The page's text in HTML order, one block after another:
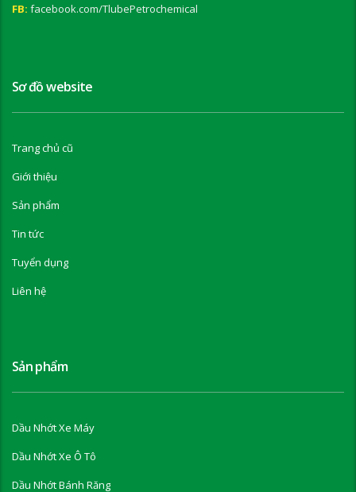
FB: facebook.com/TlubePetrochemical
Sơ đồ website
Trang chủ cũ
Giới thiệu
Sản phẩm
Tin tức
Tuyển dụng
Liên hệ
Sản phẩm
Dầu Nhớt Xe Máy
Dầu Nhớt Xe Ô Tô
Dầu Nhớt Bánh Răng